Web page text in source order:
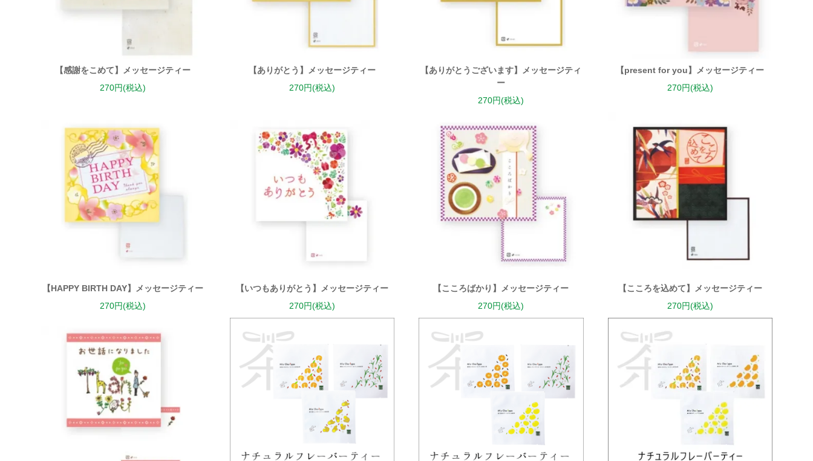
【感謝をこめて】メッセージティー
270円(税込)
【ありがとう】メッセージティー
270円(税込)
【ありがとうございます】メッセージティ
ー
270円(税込)
【present for you】メッセージティー
270円(税込)
【HAPPY BIRTH DAY】メッセージティー
270円(税込)
【いつもありがとう】メッセージティー
270円(税込)
【こころばかり】メッセージティー
270円(税込)
【こころを込めて】メッセージティー
270円(税込)